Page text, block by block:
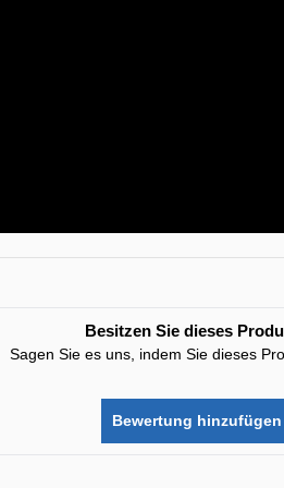
Besitzen Sie dieses
Sagen Sie es uns, indem Sie dieses
Bewertung hinzufügen